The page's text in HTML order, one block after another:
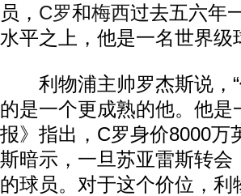
员， C罗和梅西过去五六年
水平之上，他是一名世界级
利物浦主帅罗杰斯说，“
的是一个更成熟的他。他是
报》指出，C罗身价8000万
斯暗示，一旦苏亚雷斯转
的球员。对于这个价位，